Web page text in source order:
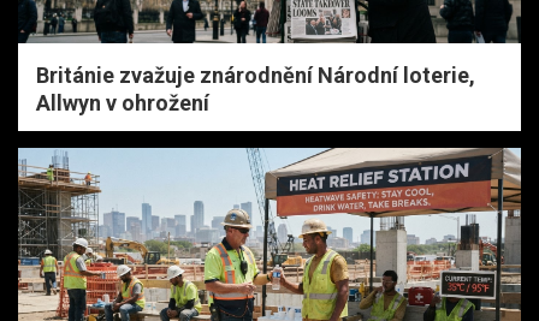
Británie zvažuje znárodnění Národní loterie,
Allwyn v ohrožení